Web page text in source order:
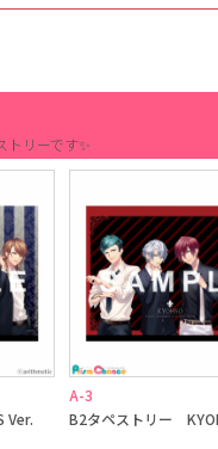
リーです✨
Ver.
A-3
B2タペストリー